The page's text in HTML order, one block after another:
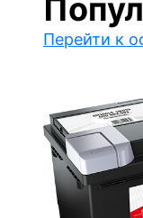
Перейти к